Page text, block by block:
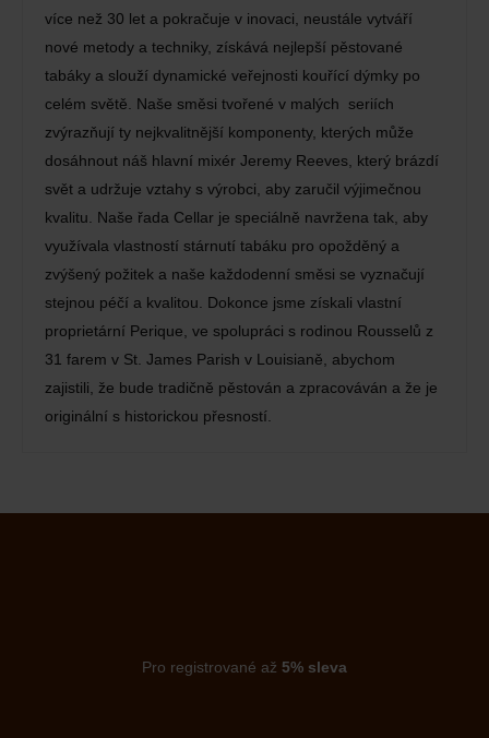
více než 30 let a pokračuje v inovaci, neustále vytváří
nové metody a techniky, získává nejlepší pěstované
tabáky a slouží dynamické veřejnosti kouřící dýmky po
celém světě. Naše směsi tvořené v malých seriích
zvýrazňují ty nejkvalitnější komponenty, kterých může
dosáhnout náš hlavní mixér Jeremy Reeves, který brázdí
svět a udržuje vztahy s výrobci, aby zaručil výjimečnou
kvalitu. Naše řada Cellar je speciálně navržena tak, aby
využívala vlastností stárnutí tabáku pro opožděný a
zvýšený požitek a naše každodenní směsi se vyznačují
stejnou péčí a kvalitou. Dokonce jsme získali vlastní
proprietární Perique, ve spolupráci s rodinou Rousselů z
31 farem v St. James Parish v Louisianě, abychom
zajistili, že bude tradičně pěstován a zpracováván a že je
originální s historickou přesností.
Pro registrované až 5% sleva